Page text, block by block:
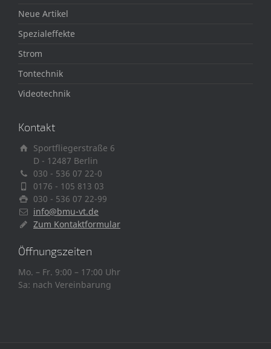
Neue Artikel
Spezialeffekte
Strom
Tontechnik
Videotechnik
Kontakt
Sportfliegerstraße 6
D - 12487 Berlin
030 - 536 07 22-0
0176 - 105 813 03
030 - 536 07 22-99
info@bmu-vt.de
Zum Kontaktformular
Öffnungszeiten
Mo. – Fr. 9:00 – 17:00 Uhr
Sa: nach Vereinbarung